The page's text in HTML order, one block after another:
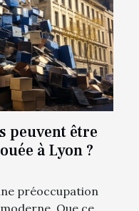
peuvent être
à Lyon ?
préoccupation